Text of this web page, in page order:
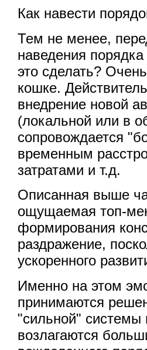
Как навести
Тем не менее,
наведения
это сделать?
кошке.
внедрение новой
(локальной или в
сопровождается
временным
затратами и т.д.
Описанная выше
ощущаемая топ-
формирования
раздражение,
ускоренного
Именно на этом
принимаются
"сильной" системы
возлагаются